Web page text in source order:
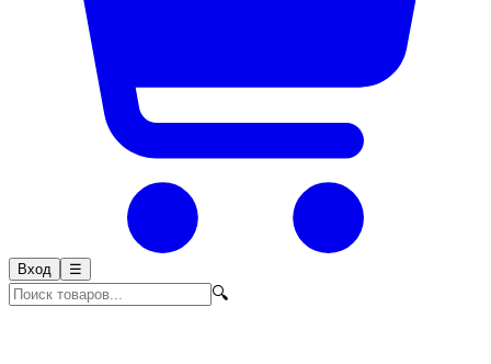
Вход ☰
🔍